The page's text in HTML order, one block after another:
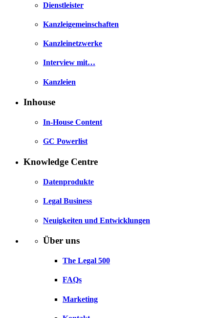
Dienstleister
Kanzleigemeinschaften
Kanzleinetzwerke
Interview mit…
Kanzleien
Inhouse
In-House Content
GC Powerlist
Knowledge Centre
Datenprodukte
Legal Business
Neuigkeiten und Entwicklungen
Über uns
The Legal 500
FAQs
Marketing